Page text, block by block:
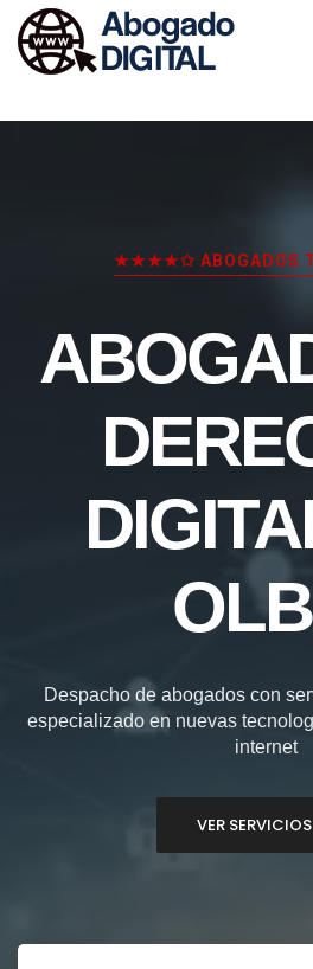
★★★★✩ ABOGADOS
Despacho de abogados con
especializado en nuevas
internet
VER SERVICIOS